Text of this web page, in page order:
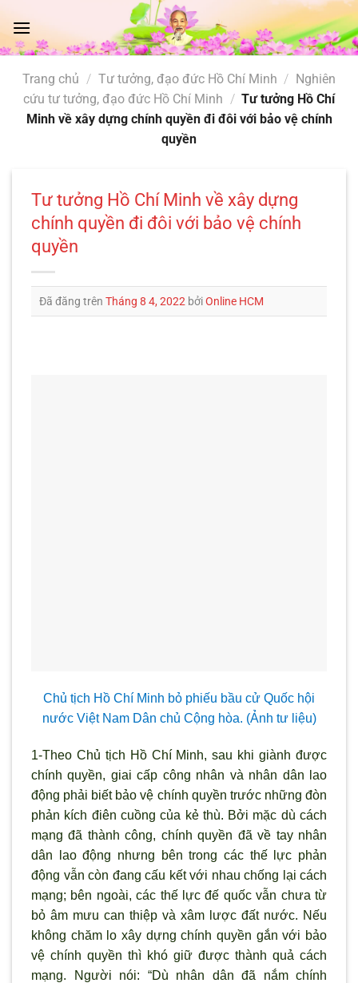
đến
nội
Trang chủ / Tư tưởng, đạo đức Hồ Chí Minh / Nghiên
cứu tư tưởng, đạo đức Hồ Chí Minh / Tư tưởng Hồ Chí
Minh về xây dựng chính quyền đi đôi với bảo vệ chính
quyền
Tư tưởng Hồ Chí Minh về xây dựng
chính quyền đi đôi với bảo vệ chính
quyền
Đã đăng trên Tháng 8 4, 2022 bởiOnline HCM
Chủ tịch Hồ Chí Minh bỏ phiếu bầu cử Quốc hội
nước Việt Nam Dân chủ Cộng hòa. (Ảnh tư liệu)
1-Theo Chủ tịch Hồ Chí Minh, sau khi giành được
chính quyền, giai cấp công nhân và nhân dân lao
động phải biết bảo vệ chính quyền trước những đòn
phản kích điên cuồng của kẻ thù. Bởi mặc dù cách
mạng đã thành công, chính quyền đã về tay nhân
dân lao động nhưng bên trong các thế lực phản
động vẫn còn đang cấu kết với nhau chống lại cách
mạng; bên ngoài, các thế lực đế quốc vẫn chưa từ
bỏ âm mưu can thiệp và xâm lược đất nước. Nếu
không chăm lo xây dựng chính quyền gắn với bảo
vệ chính quyền thì khó giữ được thành quả cách
mạng. Người nói: “Dù nhân dân đã nắm chính